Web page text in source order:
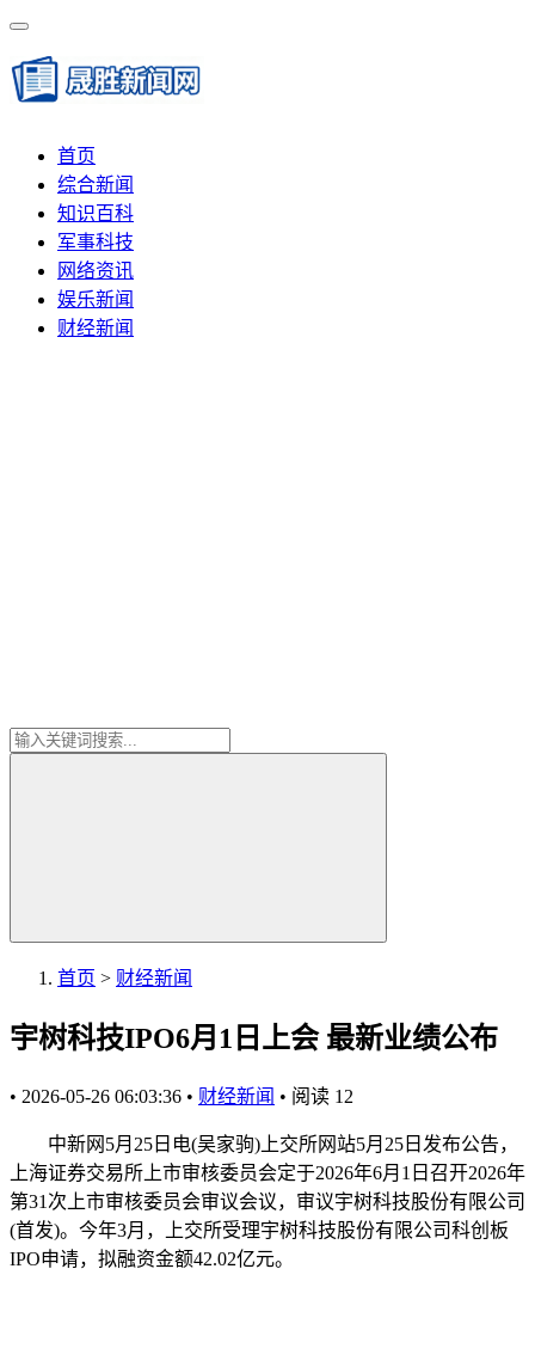
首页
综合新闻
知识百科
军事科技
网络资讯
娱乐新闻
财经新闻
首页 > 财经新闻
宇树科技IPO6月1日上会 最新业绩公布
• 2026-05-26 06:03:36 • 财经新闻 • 阅读 12
中新网5月25日电(吴家驹)上交所网站5月25日发布公告，
上海证券交易所上市审核委员会定于2026年6月1日召开2026年
第31次上市审核委员会审议会议，审议宇树科技股份有限公司
(首发)。今年3月，上交所受理宇树科技股份有限公司科创板
IPO申请，拟融资金额42.02亿元。